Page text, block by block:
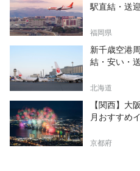
駅直結・送
福岡県
新千歳空港
結・安い・
北海道
【関西】大
月おすすめ
京都府